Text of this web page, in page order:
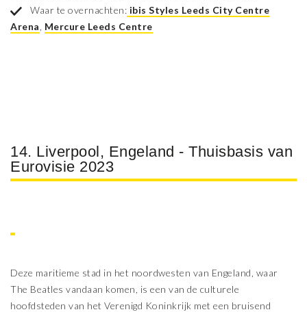
Waar te overnachten: ibis Styles Leeds City Centre
Arena Mercure Leeds Centre
14. Liverpool, Engeland - Thuisbasis van
Eurovisie 2023
Deze maritieme stad in het noordwesten van Engeland, waar
The Beatles vandaan komen, is een van de culturele
hoofdsteden van het Verenigd Koninkrijk met een bruisend